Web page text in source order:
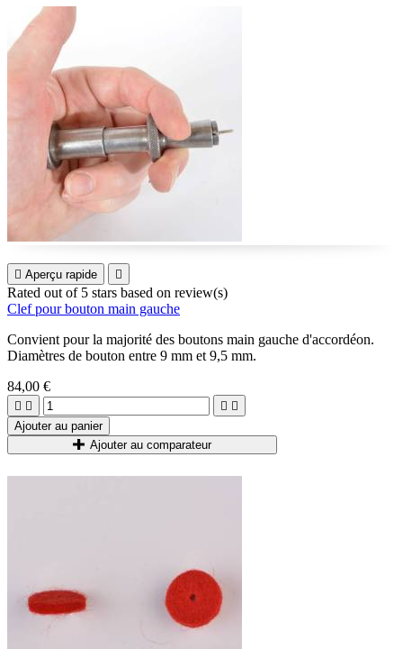
 Aperçu rapide 
Rated out of 5 stars based on review(s)
Clef pour bouton main gauche
Convient pour la majorité des boutons main gauche d'accordéon.
Diamètres de bouton entre 9 mm et 9,5 mm.
84,00 €
   
Ajouter au panier
Ajouter au comparateur